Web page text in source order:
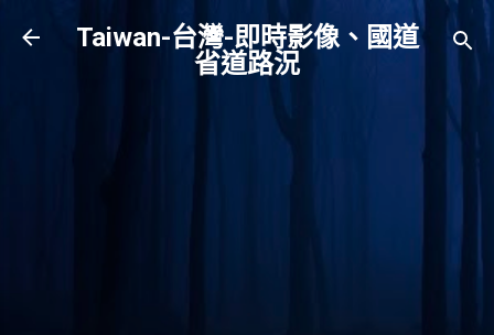
跳到主要內容
Taiwan-台灣-即時影像、國道
省道路況